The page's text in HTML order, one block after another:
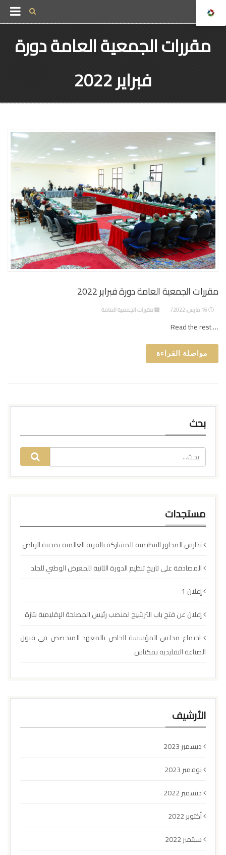
مقررات الجمعية العامة دورة
فبراير 2022
مقررات الجمعية العامة دورة فبراير 2022
مقررات الجمعية العامة
… Read the rest
مواصلة القراءة
بحث
مستجدات
تدارس المحاور التنظيمية للمشاركة بالقرية العالمية بمدينة الرياض
المصادقة على تاريخ تنظيم الدورة الثانية للمعرض الوطني للجلد
إعلان 1
إعلان عن فتح باب الترشيح لمنصب رئيس المصلحة الإقليمية بتازة
اجتماع مجلس المؤسسة الخاص بالمعهد المتخصص في فنون
الصناعة التقليدية بمكناس
الأرشيف
ديسمبر 2023
نوفمبر 2023
ديسمبر 2022
أكتوبر 2022
سبتمبر 2022